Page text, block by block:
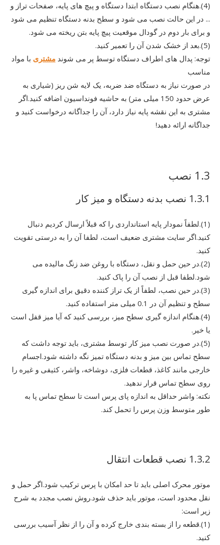
(4).هنگام نصب دستگاه ابتدا دستگاه و پیچ های پایه، صفحات تراز و
... در این حالت نصب می شود و سطح بدنه دستگاه تنظیم می شود
و برای بار دوم در گودال موقعیت پیچ پایه بتن ریخته می شود.
(5).بعد از خشک شدن آن را تعمیر کنید.
توجه: پدال های اطراف دستگاه توسط پر می شوند مشتری با مواد
مناسب
در صورت نیاز به دستگاه ضد ضربه، یک لایه شن ریز (شیاری به
عرض حدود 150 میلی متر) به حاشیه فونداسیون اضافه کنید.اگر
مشتری به این نقشه پایه نیاز دارد، آن را جداگانه درخواست کنید و
جداگانه ارائه دهید!
1.3 نصب
1.3.1 نصب بدنه دستگاه و میز کار
(1).لطفاً نمودار پایه استانداردی را که قبلاً ارسال کردیم دنبال
کنید.اگر سایت مشتری ضعیف است، لطفا آن را به درستی تقویت
کنید.
(2).در حین حمل و نقل، دستگاه با روغن ضد زنگ مالیده می
شود.لطفا قبل از نصب آن را پاک کنید.
(3).در حین نصب، لطفاً از یک تراز کننده دقیق برای اندازه گیری
سطح و تنظیم آن در 0.1 میلی متر استفاده کنید.
(4).هنگام اندازه گیری سطح میز، بررسی کنید که آیا میز قفل است
یا خیر.
(5).در صورت نصب میز کار توسط مشتری، باید توجه داشت که
سطح تماس بین میز و بدنه دستگاه تمیز نگه داشته شود.اجسام
خارجی مانند کاغذ، قطعات فلزی، دوشاخه، واشر، کثیفی و غیره را
روی سطح تماس قرار ندهید.
نکته: واشر حداقل به اندازه پای پرس است تا سطح تماس پا به
طور متوسط ​​وزن پرس را تحمل کند.
1.3.2 نصب قطعات انتقال
موتور محرک اصلی باید تا حد امکان با پرس ترکیب شود.اگر حمل و
نقل محدود است، موتور باید حذف شود.روش نصب مجدد به شرح
زیر است:
(1).قطعه را از بسته بندی خارج کرده و آن را از نظر آسیب بررسی
کنید.